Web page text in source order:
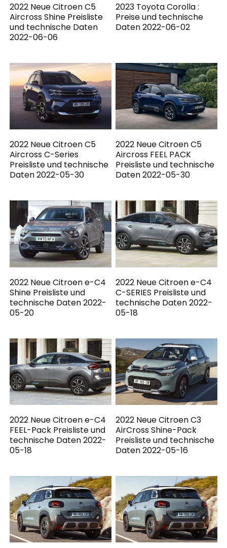
2022 Neue Citroen C5
Aircross Shine Preisliste
und technische Daten
2022-06-06
2023 Toyota Corolla :
Preise und technische
Daten 2022-06-02
2022 Neue Citroen C5
Aircross C-Series
Preisliste und technische
Daten 2022-05-30
2022 Neue Citroen C5
Aircross FEEL PACK
Preisliste und technische
Daten 2022-05-30
2022 Neue Citroen e-C4
Shine Preisliste und
technische Daten 2022-
05-20
2022 Neue Citroen e-C4
C-SERIES Preisliste und
technische Daten 2022-
05-18
2022 Neue Citroen e-C4
FEEL-Pack Preisliste und
technische Daten 2022-
05-18
2022 Neue Citroen C3
AirCross Shine-Pack
Preisliste und technische
Daten 2022-05-16